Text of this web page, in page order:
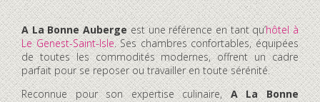
A La Bonne Aubergeest une référence en tant qu’hôtel à
Le Genest-Saint-Isle. Ses chambres confortables, équipées
de toutes les commodités modernes, offrent un cadre
parfait pour se reposer ou travailler en toute sérénité.
Reconnue pour son expertise culinaire,A La Bonne